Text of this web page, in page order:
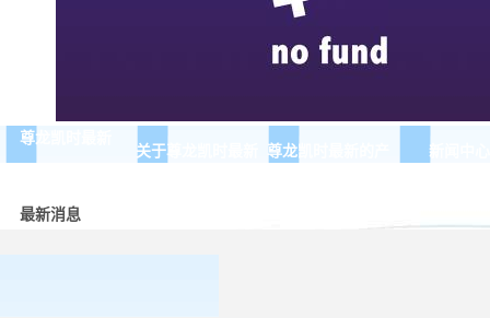
尊龙凯时最新
关于尊龙凯时最新
尊龙凯时最新的产
新闻中心
最新消息